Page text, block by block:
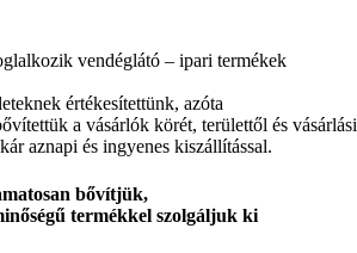
vendéglátó – ipari termékek
értékesítettünk, azóta
a vásárlók körét, területtől és vásárlási
aznapi és ingyenes kiszállítással.
bővítjük,
termékkel szolgáljuk ki